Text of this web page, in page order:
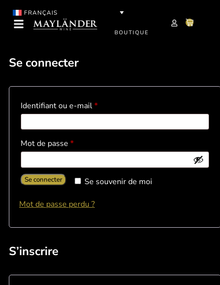
FRANÇAIS
BOUTIQUE
Se connecter
Identifiant ou e-mail*
Mot de passe *
Se souvenir de moi
Se connecter
Mot de passe perdu ?
S’inscrire